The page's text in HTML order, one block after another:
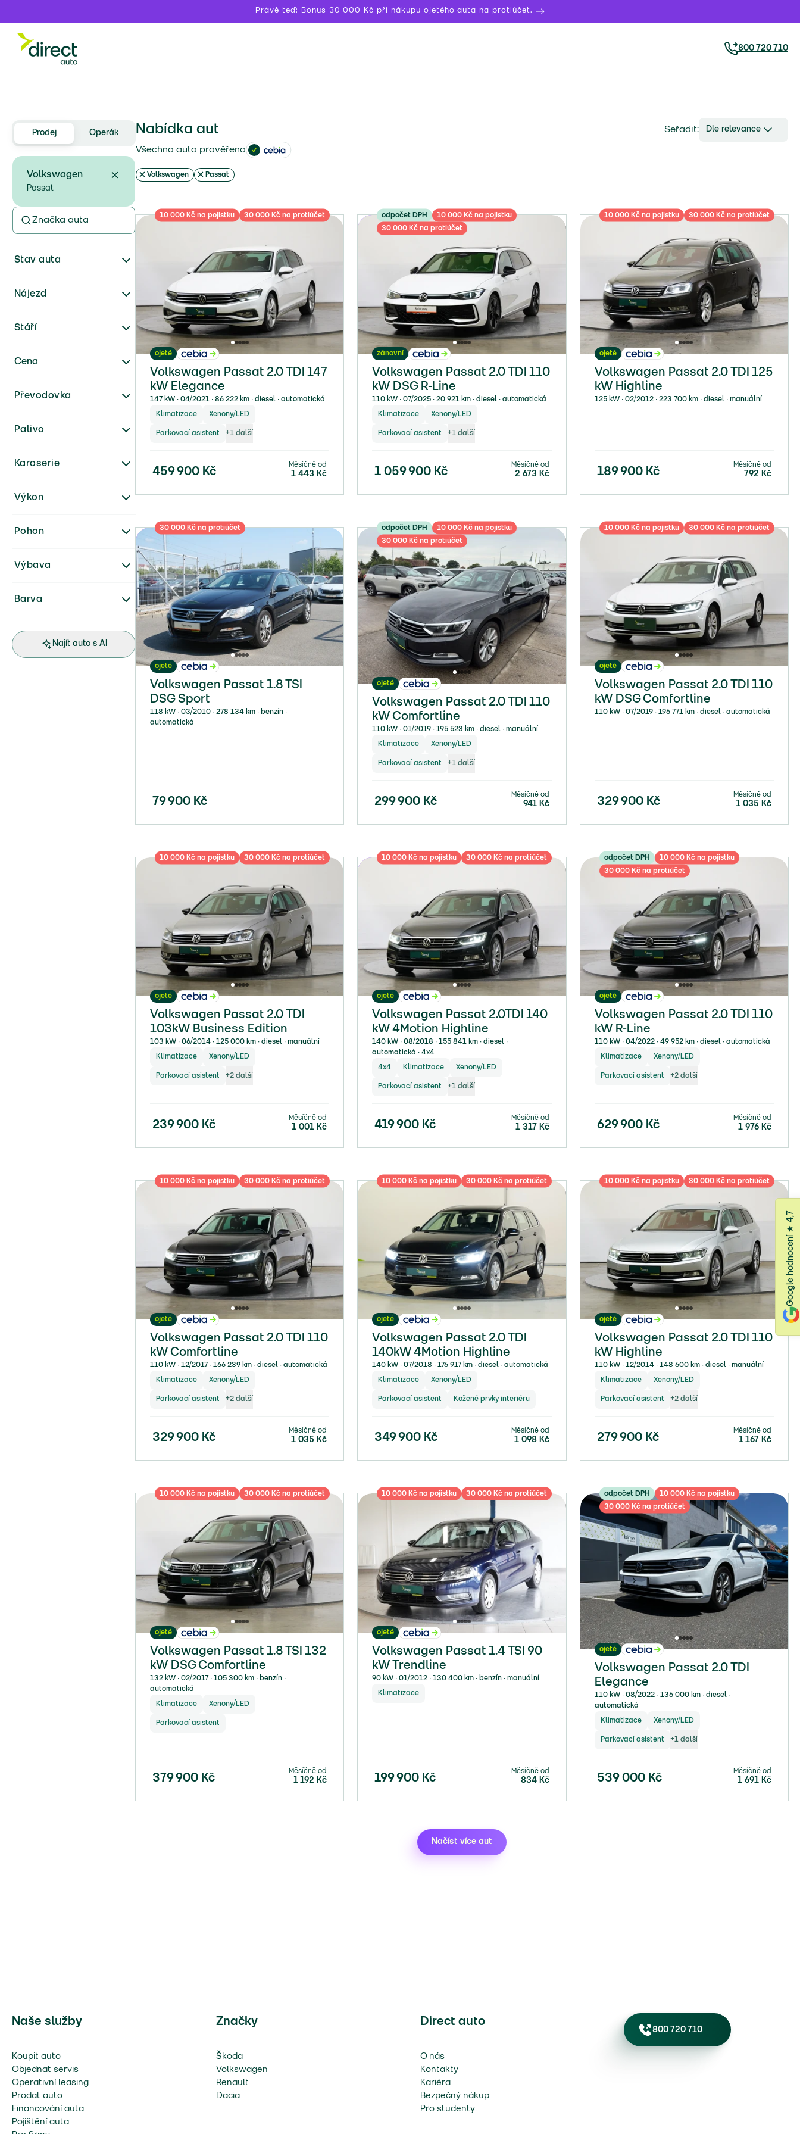
Právě teď: Bonus 30 000 Kč při nákupu ojetého auta na protiúčet.
800 720 710
Prodej Operák
Stav auta
Volkswagen
Passat
Značka auta
Nájezd
Karoserie
Palivo
Převodovka
Pohon
Barva
Cena
Stáří
Výbava
Výkon
Najít auto s AI
Nabídka aut Seřadit: Dle relevance
Všechna auta prověřena
Volkswagen Passat
10 000 Kč na pojistku 30 000 Kč na protiúčet
ojeté
Volkswagen Passat 2.0 TDI 147
kW Elegance
147 kW ∙ 04/2021 ∙ 86 222 km ∙ diesel ∙ automatická
Klimatizace Xenony/LED
Parkovací asistent +1 další
459 900 Kč
Měsíčně od
1 443 Kč
odpočet DPH
10 000 Kč na pojistku
30 000 Kč na protiúčet
zánovní
Volkswagen Passat 2.0 TDI 110
kW DSG R-Line
110 kW ∙ 07/2025 ∙ 20 921 km ∙ diesel ∙ automatická
Klimatizace Xenony/LED
Parkovací asistent +1 další
1 059 900 Kč
Měsíčně od
2 673 Kč
10 000 Kč na pojistku 30 000 Kč na protiúčet
ojeté
Volkswagen Passat 2.0 TDI 125
kW Highline
125 kW ∙ 02/2012 ∙ 223 700 km ∙ diesel ∙ manuální
189 900Kč
Měsíčně od
792 Kč
30 000 Kč na protiúčet
ojeté
Volkswagen Passat 1.8 TSI
DSG Sport
118 kW ∙ 03/2010 ∙ 278 134 km ∙ benzín ∙
automatická
79 900 Kč
odpočet DPH
10 000 Kč na pojistku
30 000 Kč na protiúčet
ojeté
Volkswagen Passat 2.0 TDI 110
kW Comfortline
110 kW ∙ 01/2019 ∙ 195 523 km ∙ diesel ∙ manuální
Klimatizace Xenony/LED
Parkovací asistent +1 další
299 900 Kč
Měsíčně od
941Kč
10 000 Kč na pojistku 30 000 Kč na protiúčet
ojeté
Volkswagen Passat 2.0 TDI 110
kW DSG Comfortline
110 kW ∙ 07/2019 ∙ 196 771 km ∙ diesel ∙ automatická
329 900Kč
Měsíčně od
1 035 Kč
10 000 Kč na pojistku 30 000 Kč na protiúčet
ojeté
Volkswagen Passat 2.0 TDI
103kW Business Edition
103 kW ∙ 06/2014 ∙ 125 000 km ∙ diesel ∙ manuální
Klimatizace Xenony/LED
Parkovací asistent +2 další
239 900 Kč
Měsíčně od
1 001 Kč
10 000 Kč na pojistku 30 000 Kč na protiúčet
ojeté
Volkswagen Passat 2.0TDI 140
kW 4Motion Highline
140 kW ∙ 08/2018 ∙ 155 841 km ∙ diesel ∙
automatická ∙ 4x4
4x4 Klimatizace Xenony/LED
Parkovací asistent +1 další
419 900 Kč
Měsíčně od
1 317 Kč
odpočet DPH
10 000 Kč na pojistku
30 000 Kč na protiúčet
ojeté
Volkswagen Passat 2.0 TDI 110
kW R-Line
110 kW ∙ 04/2022 ∙ 49 952 km ∙ diesel ∙ automatická
Klimatizace Xenony/LED
Parkovací asistent +2 další
629 900Kč
Měsíčně od
1 976Kč
10 000 Kč na pojistku 30 000 Kč na protiúčet
ojeté
Volkswagen Passat 2.0 TDI 110
kW Comfortline
110 kW ∙ 12/2017 ∙ 166 239 km ∙ diesel ∙ automatická
Klimatizace Xenony/LED
Parkovací asistent +2 další
329 900 Kč
Měsíčně od
1 035 Kč
10 000 Kč na pojistku 30 000 Kč na protiúčet
ojeté
Volkswagen Passat 2.0 TDI
140kW 4Motion Highline
140 kW ∙ 07/2018 ∙ 176 917 km ∙ diesel ∙ automatická
Klimatizace Xenony/LED
Parkovací asistent Kožené prvky interiéru
349 900 Kč
Měsíčně od
1 098Kč
10 000 Kč na pojistku 30 000 Kč na protiúčet
ojeté
Volkswagen Passat 2.0 TDI 110
kW Highline
110 kW ∙ 12/2014 ∙ 148 600 km ∙ diesel ∙ manuální
Klimatizace Xenony/LED
Parkovací asistent +2 další
279 900Kč
Měsíčně od
1 167 Kč
10 000 Kč na pojistku 30 000 Kč na protiúčet
ojeté
Volkswagen Passat 1.8 TSI 132
kW DSG Comfortline
132 kW ∙ 02/2017 ∙ 105 300 km ∙ benzín ∙
automatická
Klimatizace Xenony/LED
Parkovací asistent
379 900 Kč
Měsíčně od
1 192 Kč
10 000 Kč na pojistku 30 000 Kč na protiúčet
ojeté
Volkswagen Passat 1.4 TSI 90
kW Trendline
90 kW ∙ 01/2012 ∙ 130 400 km ∙ benzín ∙ manuální
Klimatizace
199 900 Kč
Měsíčně od
834Kč
odpočet DPH
10 000 Kč na pojistku
30 000 Kč na protiúčet
ojeté
Volkswagen Passat 2.0 TDI
Elegance
110 kW ∙ 08/2022 ∙ 136 000 km ∙ diesel ∙
automatická
Klimatizace Xenony/LED
Parkovací asistent +1 další
539 000Kč
Měsíčně od
1 691Kč
Načíst více aut
Google hodnocení ★ 4,7
Naše služby
Koupit auto
Objednat servis
Operativní leasing
Prodat auto
Financování auta
Pojištění auta
Značky
Škoda
Volkswagen
Renault
Dacia
Direct auto
O nás
Kontakty
Kariéra
Bezpečný nákup
Pro studenty
800 720 710